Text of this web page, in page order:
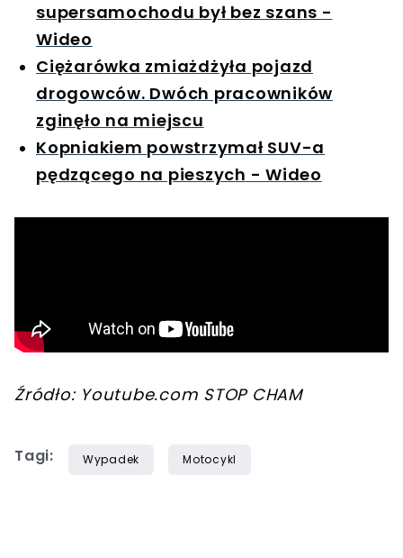
supersamochodu był bez szans -
Wideo
Ciężarówka zmiażdżyła pojazd
drogowców. Dwóch pracowników
zginęło na miejscu
Kopniakiem powstrzymał SUV-a
pędzącego na pieszych - Wideo
Źródło: Youtube.com STOP CHAM
Tagi: Wypadek Motocykl